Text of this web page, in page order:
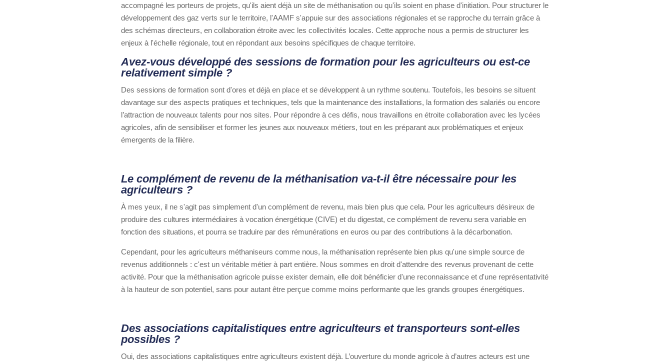
accompagné les porteurs de projets, qu'ils aient déjà un site de méthanisation ou qu'ils soient en phase d'initiation. Pour structurer le
développement des gaz verts sur le territoire, l'AAMF s'appuie sur des associations régionales et se rapproche du terrain grâce à
des schémas directeurs, en collaboration étroite avec les collectivités locales. Cette approche nous a permis de structurer les
enjeux à l'échelle régionale, tout en répondant aux besoins spécifiques de chaque territoire.
Avez-vous développé des sessions de formation pour les agriculteurs ou est-ce
relativement simple ?
Des sessions de formation sont d'ores et déjà en place et se développent à un rythme soutenu. Toutefois, les besoins se situent
davantage sur des aspects pratiques et techniques, tels que la maintenance des installations, la formation des salariés ou encore
l’attraction de nouveaux talents pour nos sites. Pour répondre à ces défis, nous travaillons en étroite collaboration avec les lycées
agricoles, afin de sensibiliser et former les jeunes aux nouveaux métiers, tout en les préparant aux problématiques et enjeux
émergents de la filière.
Le complément de revenu de la méthanisation va-t-il être nécessaire pour les
agriculteurs ?
À mes yeux, il ne s'agit pas simplement d'un complément de revenu, mais bien plus que cela. Pour les agriculteurs désireux de
produire des cultures intermédiaires à vocation énergétique (CIVE) et du digestat, ce complément de revenu sera variable en
fonction des situations, et pourra se traduire par des rémunérations en euros ou par des contributions à la décarbonation.
Cependant, pour les agriculteurs méthaniseurs comme nous, la méthanisation représente bien plus qu'une simple source de
revenus additionnels : c'est un véritable métier à part entière. Nous sommes en droit d'attendre des revenus provenant de cette
activité. Pour que la méthanisation agricole puisse exister demain, elle doit bénéficier d'une reconnaissance et d'une représentativité
à la hauteur de son potentiel, sans pour autant être perçue comme moins performante que les grands groupes énergétiques.
Des associations capitalistiques entre agriculteurs et transporteurs sont-elles
possibles ?
Oui, des associations capitalistiques entre agriculteurs existent déjà. L’ouverture du monde agricole à d’autres acteurs est une